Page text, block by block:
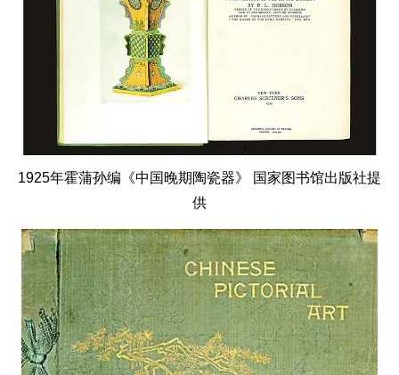
1925年霍蒲孙编《中国晚期陶瓷器》 国家图书馆出版社提
供